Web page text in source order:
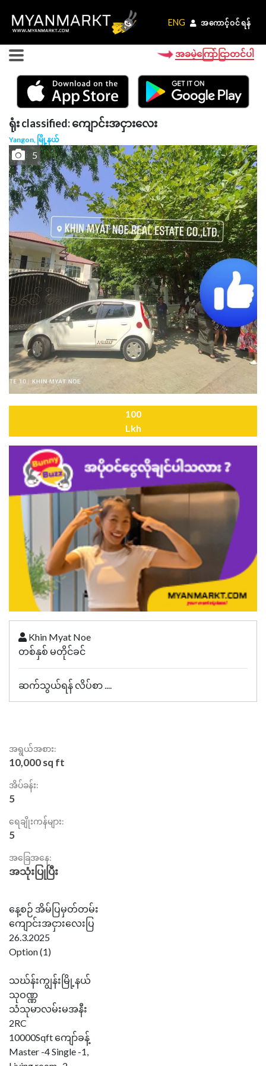
ENG အကောင့်ဝင်ရန်
ENG အကောင့်ဝင်ရန်
အခမဲ့ကြော်ငြာတင်ပါ
ရုံး classified: ကျောင်းအငှားလေး
Yangon, မြို့နယ်
5
100
Lkh
Khin Myat Noe
တစ်နှစ် မတိုင်ခင်
ဆက်သွယ်ရန် လိပ်စာ ....
အရွယ်အစား:
10,000 sq ft
အိပ်ခန်း:
5
ရေချိုးကန်များ:
5
အခြေအနေ:
အသုံးပြုပြီး
နေ့စဉ် အိမ်ပြမှတ်တမ်း
ကျောင်းအငှားလေးပြ
26.3.2025
Option (1)
သဃ်န်းကျွန်းမြို့နယ်
သုဝဏ္ဏ
သံသုမာလမ်းမအနီး
2RC
10000Sqft ကျော်ခန့်
Master -4 Single -1,